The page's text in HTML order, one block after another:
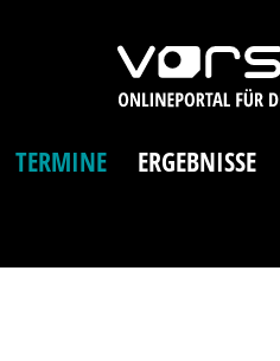
TERMINE ERGEBNISSE